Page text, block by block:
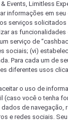
e acolhedores,
estadia
situado na zona
Events, Limitless
informações em
serviços solicitados
as
serviço de
sociais; (vi)
Para cada um de
diferentes usos
o uso de
(caso você o tenha
dados de navegação,
e redes sociais.